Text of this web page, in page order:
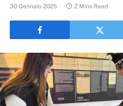
30 Gennaio 2025 2 Mins Read